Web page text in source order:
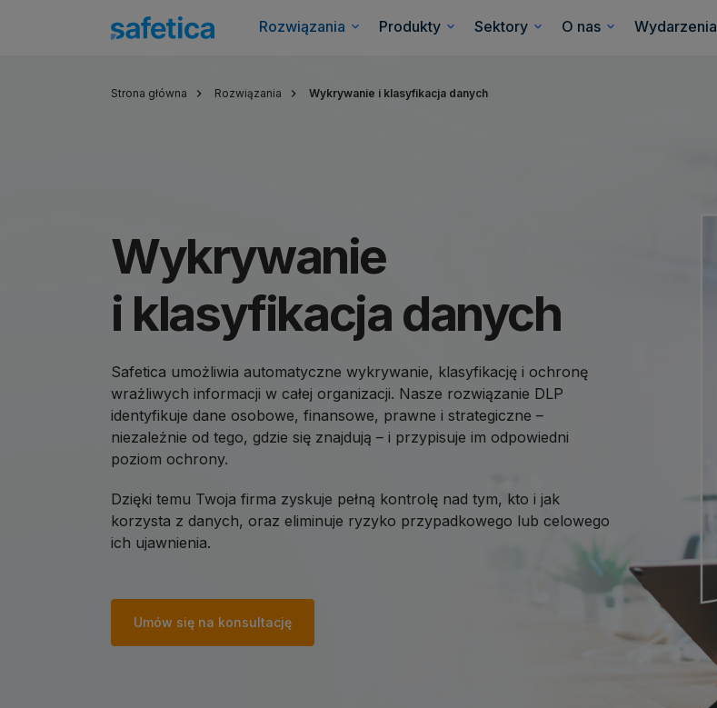
Rozwiązania Produkty Sektory O nas Wydarzenia
Strona główna Rozwiązania Wykrywanie i klasyfikacja danych
Wykrywanie
i klasyfikacja danych
Safetica umożliwia automatyczne wykrywanie, klasyfikację i ochronę
wrażliwych informacji w całej organizacji. Nasze rozwiązanie DLP
identyfikuje dane osobowe, finansowe, prawne i strategiczne –
niezależnie od tego, gdzie się znajdują – i przypisuje im odpowiedni
poziom ochrony.
Dzięki temu Twoja firma zyskuje pełną kontrolę nad tym, kto i jak
korzysta z danych, oraz eliminuje ryzyko przypadkowego lub celowego
ich ujawnienia.
Umów się na konsultację